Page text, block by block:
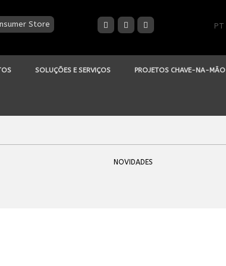
Store PT
SOLUÇÕES E SERVIÇOS PROJETOS CHAVE-NA-MÃO
NOVIDADES